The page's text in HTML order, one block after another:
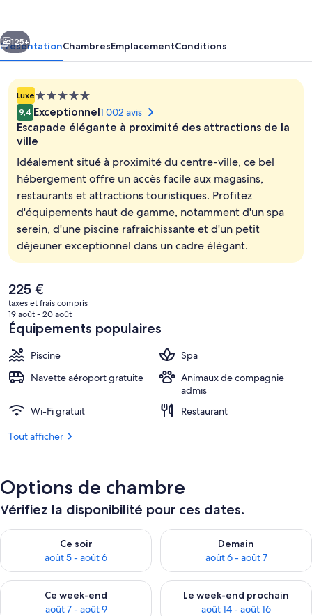
Resorts
Petit déjeuner buffet servi tous les
Suivant
125+
PrésentationChambresEmplacementConditions
LuxeHébergement
5.0 étoiles
9,4 Exceptionnel1 002 avis
Escapade élégante à proximité des attractions de la
ville
Idéalement situé à proximité du centre-ville, ce bel
hébergement offre un accès facile aux magasins,
restaurants et attractions touristiques. Profitez
d'équipements haut de gamme, notamment d'un spa
serein, d'une piscine rafraîchissante et d'un petit
déjeuner exceptionnel dans un cadre élégant.
Le
prix
actuel
est
de
225 €.
225 €
taxes et frais compris
19 août - 20 août
Équipements populaires
Piscine
Spa
Navette aéroport gratuite
Animaux de compagnie
admis
Wi-Fi gratuit
Restaurant
Tout afficher
Options de chambre
Vérifiez la disponibilité pour ces dates.
Ce soir
août 5 - août 6
Vérifier la disponibilité pour ce soir août 5 - août 6
Demain
août 6 - août 7
Vérifier la disponibilité pour
Ce week-end
août 7 - août 9
Vérifier la disponibilité pour ce week-end août 7 - août 9
Le week-end prochain
août 14 - août 16
Vérifier la disponibilité pour